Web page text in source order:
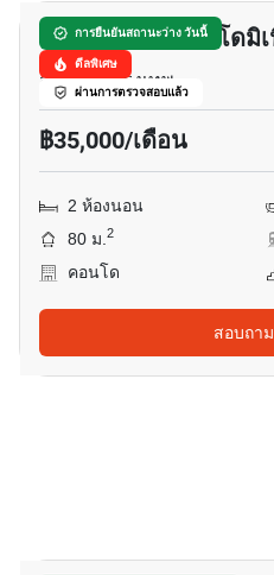
การยืนยันสถานะว่าง วันนี้
ดีลพิเศษ
ผ่านการตรวจสอบแล้ว
เดอะ เทรนดี้ คอนโดมิ
สุขุมวิท, กรุงเทพ
฿35,000/เดือน
2 ห้องนอน
80 ม.2
คอนโด
สอบถา